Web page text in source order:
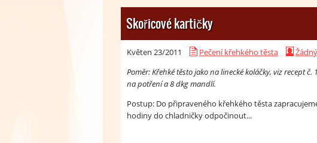
Skořicové kartičky
Květen 23/2011 Pečení křehkého těsta
Poměr: Křehké těsto jako na linecké koláčky, viz recept
na potření a 8 dkg mandlí.
Postup: Do připraveného křehkého těsta
hodiny do chladničky odpočinout...